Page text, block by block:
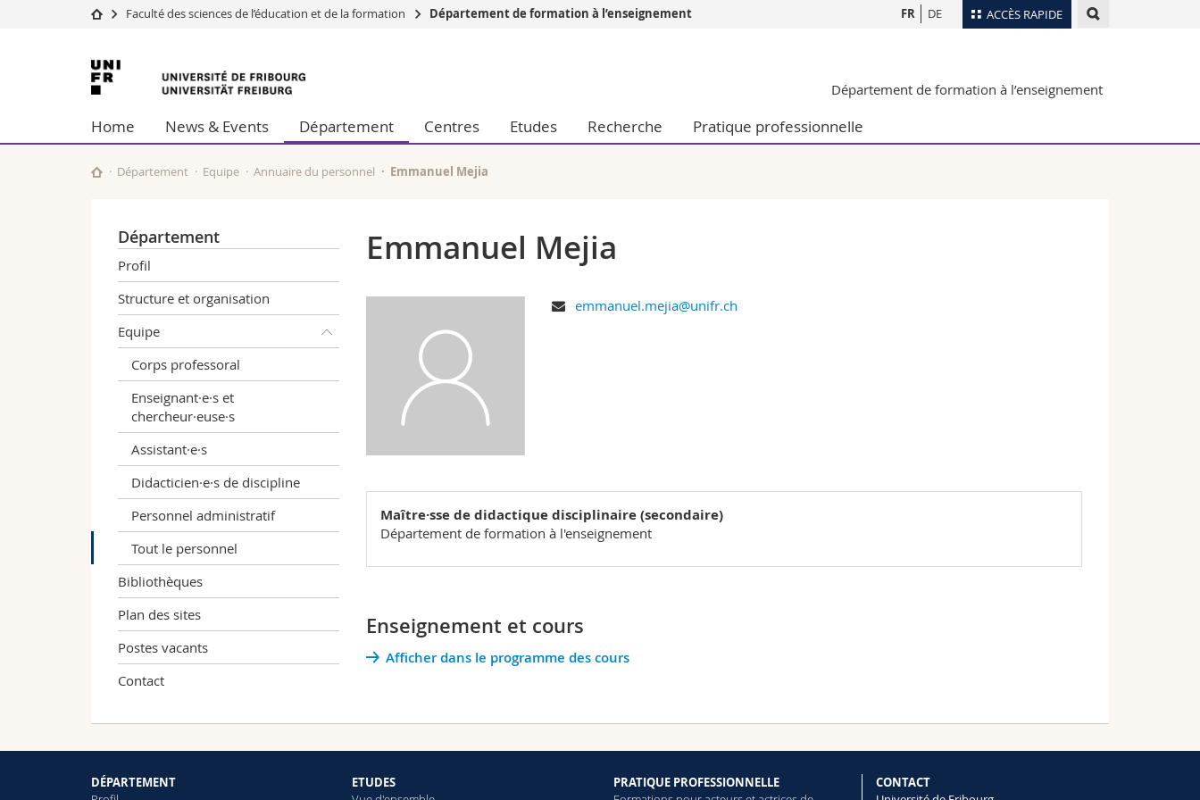
ACCÈS RAPIDE
Université
Recherche
Université
Formation continue
Sciences économiques et sociales et management
Lettres et sciences humaines
Sciences de l'éducation et de la formation
Médias
Chercheurs
Plan d'accès
Webmail
FR DE
Faculté des sciences de l’éducation et de la formation Département de formation à l’enseignement
Université
de
Fribourg
Département de formation à l’enseignement
Home News & Events Département Centres Etudes Recherche Pratique professionnelle
Département Equipe Annuaire du personnel Emmanuel Mejia
Département
Profil
Structure et organisation
Equipe
Corps professoral
Enseignant·e·s et
chercheur·euse·s
Assistant·e·s
Didacticien·e·s de discipline
Personnel administratif
Tout le personnel
Bibliothèques
Plan des sites
Postes vacants
Contact
Emmanuel Mejia
emmanuel.mejia@unifr.ch
Maître·sse de didactique disciplinaire (secondaire)
Département de formation à l'enseignement
Enseignement et cours
Afficher dans le programme des cours
DÉPARTEMENT
ETUDES
PRATIQUE PROFESSIONNELLE
CONTACT